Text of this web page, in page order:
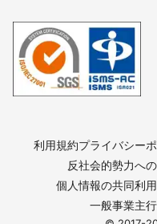
利用規約プライバシー
反社会的勢力へ
個人情報の共同利用
一般事業主